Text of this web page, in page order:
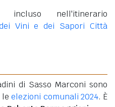
nell'itinerario
Vini e dei Sapori Città
di Sasso Marconi sono
leelezioni comunali 2024. È